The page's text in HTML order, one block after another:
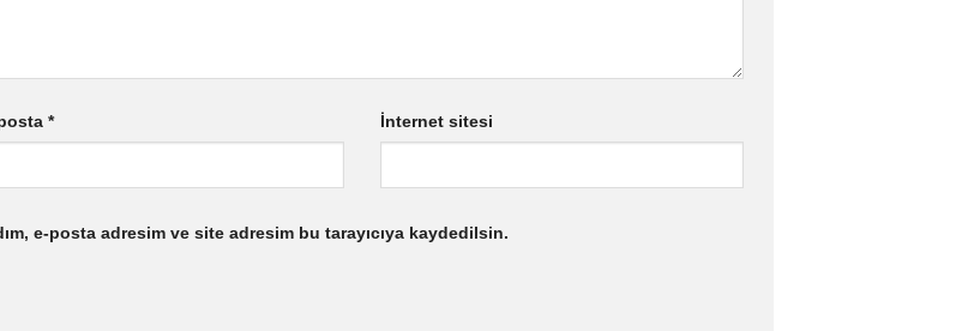
* İnternet sitesi
e-posta adresim ve site adresim bu tarayıcıya kaydedilsin.